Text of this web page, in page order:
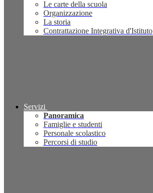
Le carte della scuola
Organizzazione
La storia
Contrattazione Integrativa d'Istituto
Servizi
Panoramica
Famiglie e studenti
Personale scolastico
Percorsi di studio